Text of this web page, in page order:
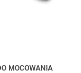
MOCOWANIA